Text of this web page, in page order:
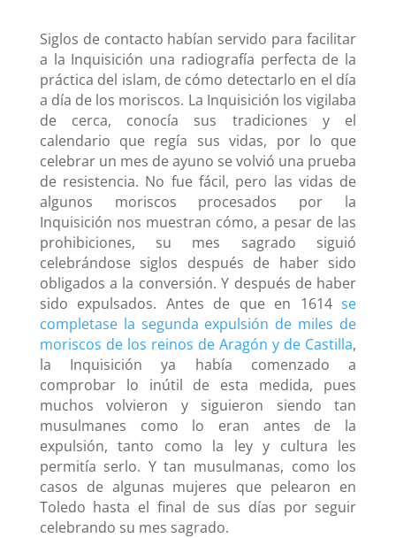
Siglos de contacto habían servido para facilitar
a la Inquisición una radiografía perfecta de la
práctica del islam, de cómo detectarlo en el día
a día de los moriscos. La Inquisición los vigilaba
de cerca, conocía sus tradiciones y el
calendario que regía sus vidas, por lo que
celebrar un mes de ayuno se volvió una prueba
de resistencia. No fue fácil, pero las vidas de
algunos moriscos procesados por la
Inquisición nos muestran cómo, a pesar de las
prohibiciones, su mes sagrado siguió
celebrándose siglos después de haber sido
obligados a la conversión. Y después de haber
sido expulsados. Antes de que en 1614se
completase la segunda expulsión de miles de
moriscos de los reinos de Aragón y de Castilla,
la Inquisición ya había comenzado a
comprobar lo inútil de esta medida, pues
muchos volvieron y siguieron siendo tan
musulmanes como lo eran antes de la
expulsión, tanto como la ley y cultura les
permitía serlo. Y tan musulmanas, como los
casos de algunas mujeres que pelearon en
Toledo hasta el final de sus días por seguir
celebrando su mes sagrado.